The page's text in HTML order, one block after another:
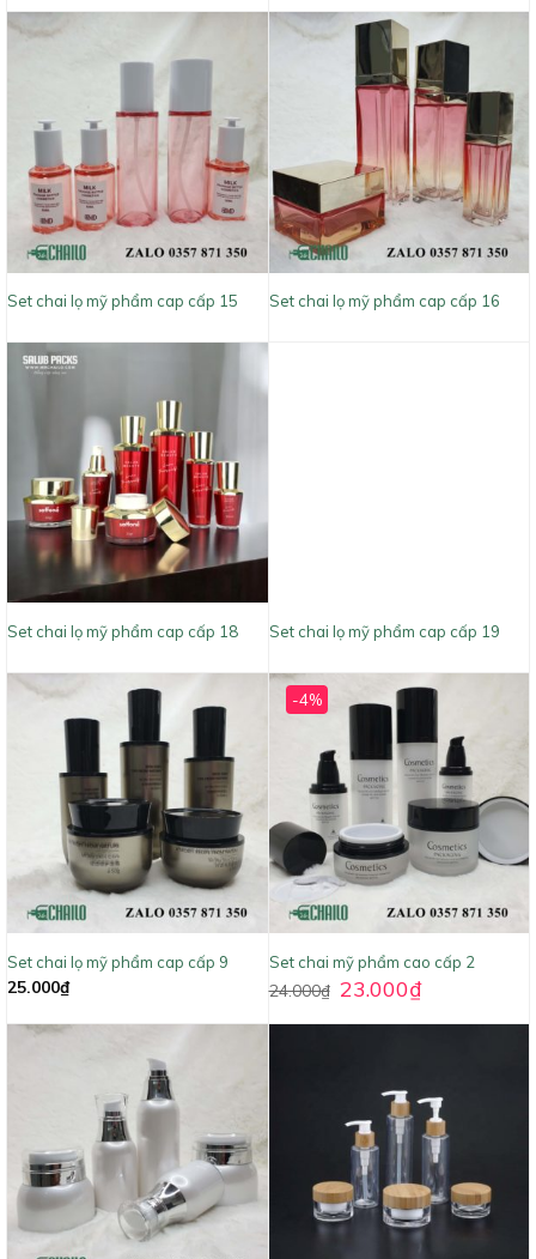
Set chai lọ mỹ phẩm cap cấp 15 Set chai lọ mỹ phẩm cap cấp 16
Set chai lọ mỹ phẩm cap cấp 18 Set chai lọ mỹ phẩm cap cấp 19
Set chai lọ mỹ phẩm cap cấp 9
25.000₫
-4%
Set chai mỹ phẩm cao cấp 2
24.000₫ 23.000₫